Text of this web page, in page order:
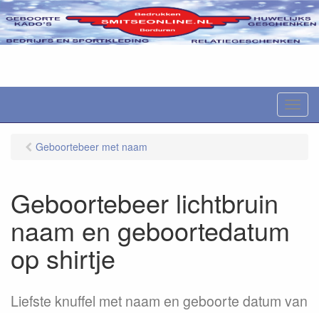
M
e
Geboortebeer met naam
Geboortebeer lichtbruin
naam en geboortedatum
op shirtje
Liefste knuffel met naam en geboorte datum van